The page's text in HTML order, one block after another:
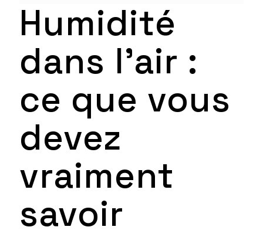
Humidité
dans l’air :
ce que vous
devez
vraiment
savoir